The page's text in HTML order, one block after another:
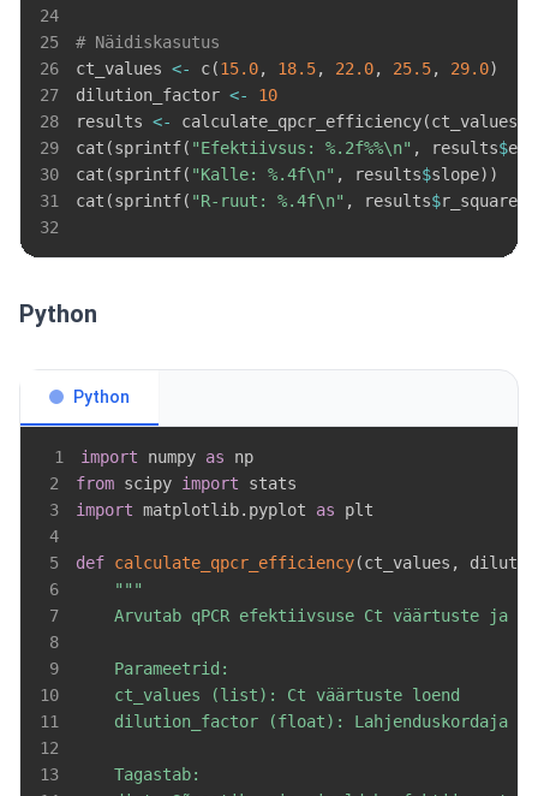
24
25
# Näidiskasutus
26
ct_values <- c(15.0, 18.5, 22.0, 25.5, 29.0)
27
dilution_factor <-
10
28
results <- calculate_qpcr_efficiency(ct_values
29
cat (sprintf( "Efektiivsus: %.2f%%\n" , results$
30
cat (sprintf( "Kalle: %.4f\n" , results$slope) )
31
cat (sprintf( "R-ruut: %.4f\n" , results$r_squared
32
Python
Python
1 import numpy as
np
2
from scipy import
3
import matplotlib. pyplot as
4
5
def calculate_qpcr_efficiency(ct_values ,
6
7
8
9
10
11
12
13